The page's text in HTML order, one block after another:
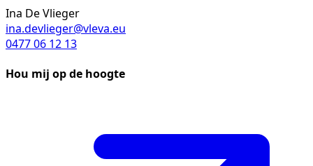
Ina De Vlieger
ina.devlieger@vleva.eu
0477 06 12 13
Hou mij op de hoogte